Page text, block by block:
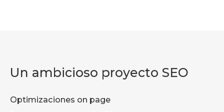
Un ambicioso proyecto SEO
Optimizaciones on page